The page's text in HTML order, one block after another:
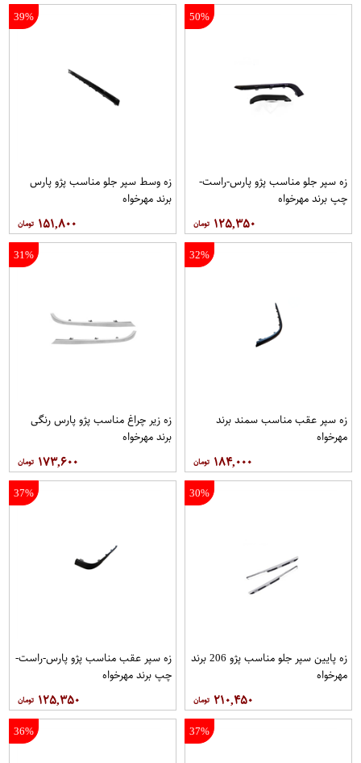
50%
زه سپر جلو مناسب پژو پارس-راست-
چپ برند مهرخواه
۱۲۵,۳۵۰
39%
زه وسط سپر جلو مناسب پژو پارس
برند مهرخواه
۱۵۱,۸۰۰
32%
زه سپر عقب مناسب سمند برند
مهرخواه
۱۸۴,۰۰۰
31%
زه زیر چراغ مناسب پژو پارس رنگی
برند مهرخواه
۱۷۳,۶۰۰
30%
زه پایین سپر جلو مناسب پژو 206 برند
مهرخواه
۲۱۰,۴۵۰
37%
زه سپر عقب مناسب پژو پارس-راست-
چپ برند مهرخواه
۱۲۵,۳۵۰
37%
36%